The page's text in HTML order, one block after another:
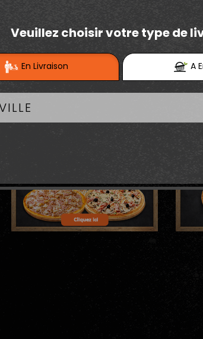
PIZZAS DU MOIS